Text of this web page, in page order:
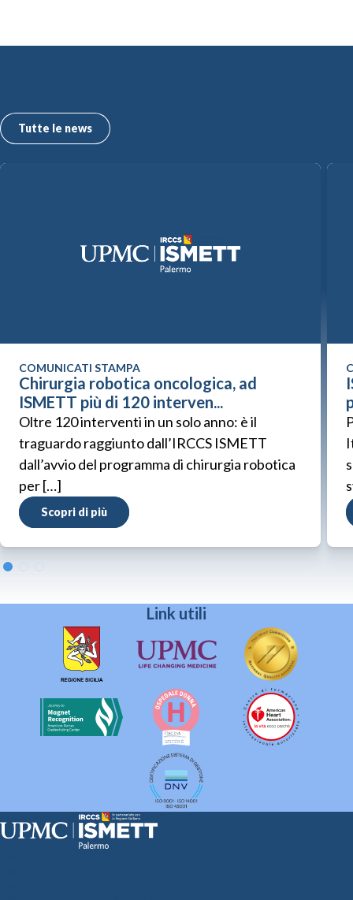
Tutte le news
COMUNICATI STAMPA
Chirurgia robotica oncologica, ad
ISMETT più di 120 interven...
Oltre 120 interventi in un solo anno: è il
traguardo raggiunto dall’IRCCS ISMETT
dall’avvio del programma di chirurgia robotica
per […]
Scopri di più
Link utili